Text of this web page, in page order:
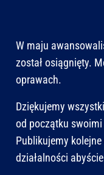
W maju
został osiągnięty.
oprawach.
Dziękujemy
od początku
Publikujemy
działalności